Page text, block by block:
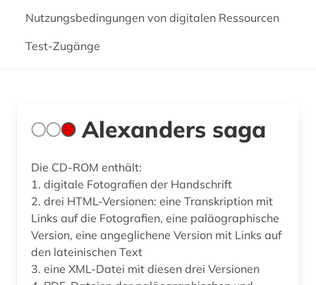
Nutzungsbedingungen von digitalen Ressourcen
Test-Zugänge
Alexanders saga
Die CD-ROM enthält:
1. digitale Fotografien der Handschrift
2. drei HTML-Versionen: eine Transkription mit
Links auf die Fotografien, eine paläographische
Version, eine angeglichene Version mit Links auf
den lateinischen Text
3. eine XML-Datei mit diesen drei Versionen